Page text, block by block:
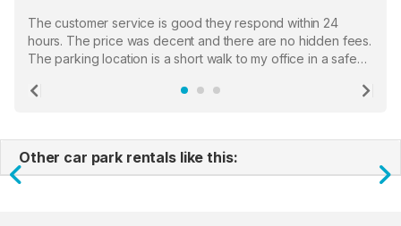
The customer service is good they respond within 24
hours. The price was decent and there are no hidden fees.
The parking location is a short walk to my office in a safe
the staff who serve as a third party in distributing the
Previous
Other car park rentals like this:
Previous